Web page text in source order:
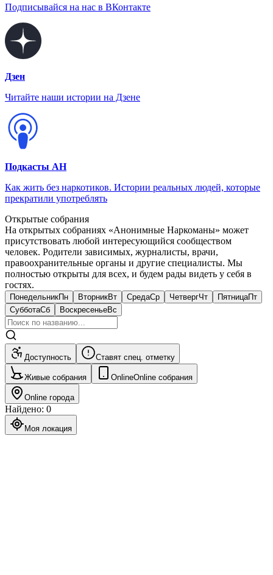
Подписывайся на нас в ВКонтакте
Дзен
Читайте наши истории на Дзене
Подкасты АН
Как жить без наркотиков. Истории реальных людей, которые
прекратили употреблять
Открытые собрания
На открытых собраниях «Анонимные Наркоманы» может
присутствовать любой интересующийся сообществом
человек. Родители зависимых, журналисты, врачи,
правоохранительные органы и другие специалисты. Мы
полностью открыты для всех, и будем рады видеть у себя в
гостях.
ПонедельникПн ВторникВт СредаСр ЧетвергЧт ПятницаПт
СубботаСб ВоскресеньеВс
Доступность Ставят спец. отметку
Живые собрания OnlineOnline собрания
Online города
Найдено: 0
Моя локация